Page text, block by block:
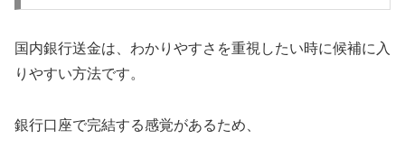
国内銀行送金は、わかりやすさを重視したい時に候補に入
りやすい方法です。
銀行口座で完結する感覚があるため、